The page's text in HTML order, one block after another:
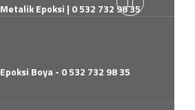
Metalik Epoksi | 0 532 732 98 35
Epoksi Boya - 0 532 732 98 35